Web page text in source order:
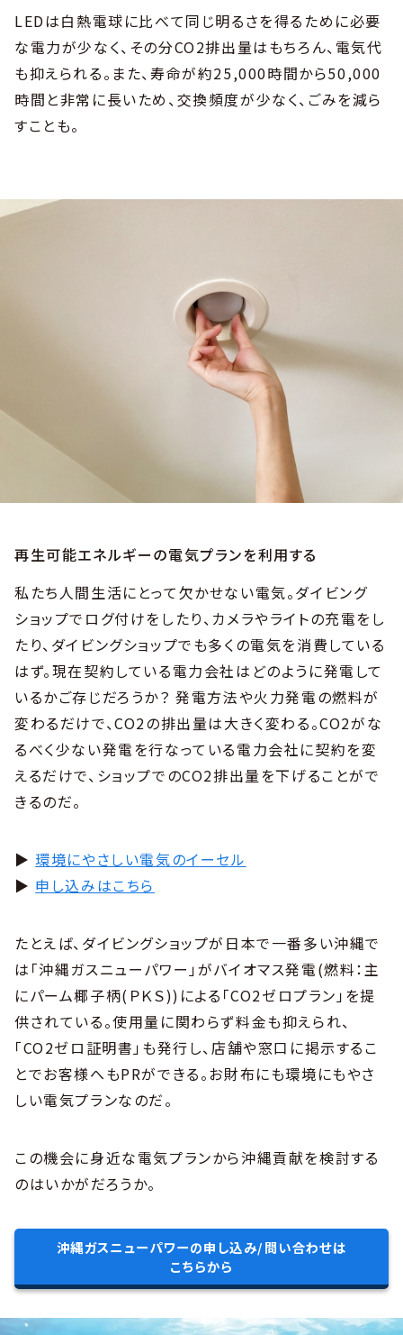
LEDは白熱電球に比べて同じ明るさを得るために必要
な電力が少なく、その分CO2排出量はもちろん、電気代
も抑えられる。また、寿命が約25,000時間から50,000
時間と非常に長いため、交換頻度が少なく、ごみを減ら
すことも。
再生可能エネルギーの電気プランを利用する
私たち人間生活にとって欠かせない電気。ダイビング
ショップでログ付けをしたり、カメラやライトの充電をし
たり、ダイビングショップでも多くの電気を消費している
はず。現在契約している電力会社はどのように発電して
いるかご存じだろうか？ 発電方法や火力発電の燃料が
変わるだけで、CO2の排出量は大きく変わる。CO2がな
るべく少ない発電を行なっている電力会社に契約を変
えるだけで、ショップでのCO2排出量を下げることがで
きるのだ。
▶︎環境にやさしい電気のイーセル
▶︎ 申し込みはこちら
たとえば、ダイビングショップが日本で一番多い沖縄で
は「沖縄ガスニューパワー」がバイオマス発電(燃料：主
にパーム椰子柄(ＰＫＳ))による「CO2ゼロプラン」を提
供されている。使用量に関わらず料金も抑えられ、
「CO2ゼロ証明書」も発行し、店舗や窓口に掲示するこ
とでお客様へもPRができる。お財布にも環境にもやさ
しい電気プランなのだ。
この機会に身近な電気プランから沖縄貢献を検討する
のはいかがだろうか。
沖縄ガスニューパワーの申し込み/問い合わせは
こちらから